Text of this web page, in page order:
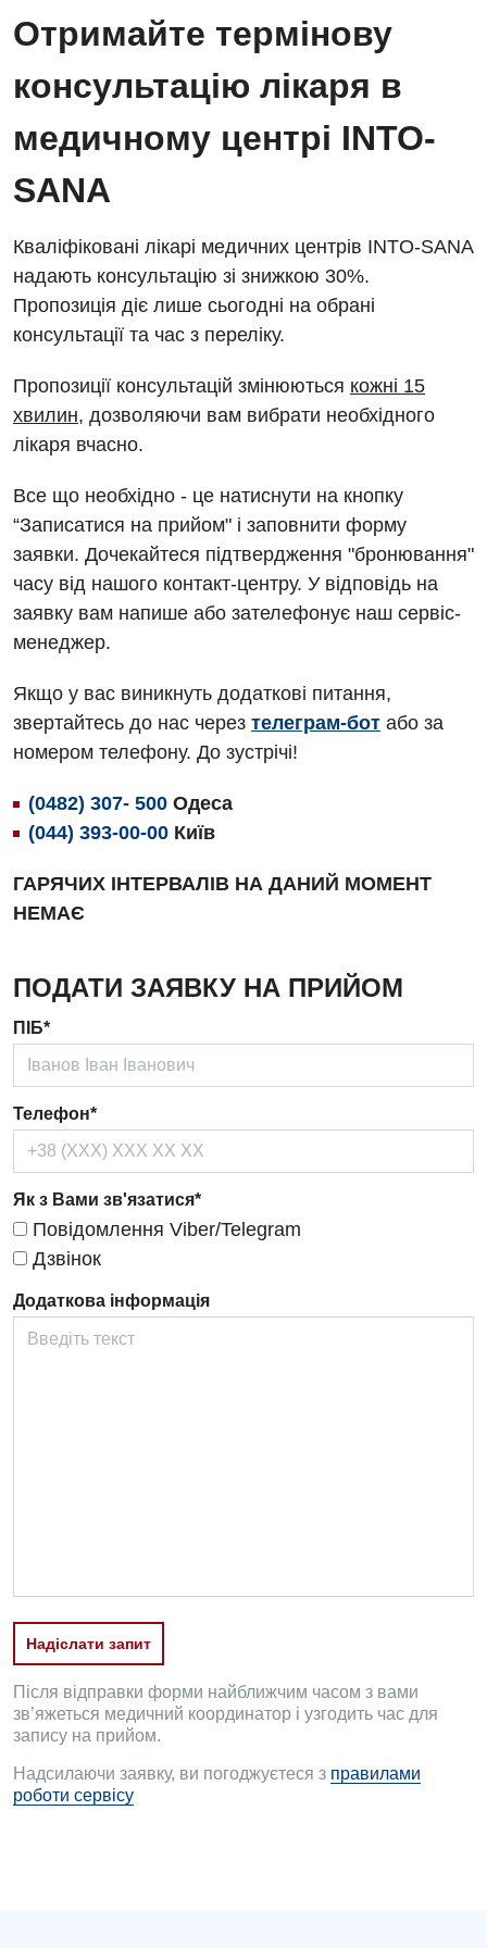
Енциклопедія
Програма лояльності
Діагностичне відділення
Ендоскопічне відділення
Інструментальна діагностика
Мамографія
Нейросонографія
Рентгенографія
УЗД
Для дорослих
Акушерство і гінекологія
Алергологія, імунологія
Андрологія
Безоплатні послуги
Відділення інтенсивної терапії
Відділення кардіосудинної патології та неврології
Відділення невідкладних станів
Гастроентерологія
Гематологія
Дієтологія
Кардіологія
Мамологія
Медична психологія
Неврологія
Пульмонологія
Ревматологія
Судинна хірургія
Терапія
Відділ госпіталізації
Відділення невідкладних станів
Відділення інтенсивної терапії
Гінекологічне відділення
Денний стаціонар
Діагностичне відділення
Ендоскопічне відділення
Офтальмологічне відділення
Педіатричне відділення
Терапевтичне відділення
Травматологічне відділення
Урологічне відділення
Хірургічне відділення
Декларування
Лікування гострого інфаркту
Національний скринінг здоров’я 40+
Російська
Отримайте термінову
консультацію лікаря в
медичному центрі INTO-
SANA
Кваліфіковані лікарі медичних центрів INTO-SANA
надають консультацію зі знижкою 30%.
Пропозиція діє лише сьогодні на обрані
консультації та час з переліку.
Пропозиції консультацій змінюються кожні 15
хвилин, дозволяючи вам вибрати необхідного
лікаря вчасно.
Все що необхідно - це натиснути на кнопку
“Записатися на прийом" і заповнити форму
заявки. Дочекайтеся підтвердження "бронювання"
часу від нашого контакт-центру. У відповідь на
заявку вам напише або зателефонує наш сервіс-
менеджер.
Якщо у вас виникнуть додаткові питання,
звертайтесь до нас через телеграм-бот або за
номером телефону. До зустрічі!
(0482) 307- 500 Одеса
(044) 393-00-00 Київ
ГАРЯЧИХ ІНТЕРВАЛІВ НА ДАНИЙ МОМЕНТ
НЕМАЄ
ПОДАТИ ЗАЯВКУ НА ПРИЙОМ
ПІБ*
Телефон*
Як з Вами зв'язатися*
Повідомлення Viber/Telegram
Дзвінок
Додаткова інформація
Надіслати запит
Після відправки форми найближчим часом з вами
зв’яжеться медичний координатор і узгодить час для
запису на прийом.
Надсилаючи заявку, ви погоджуєтеся з правилами
роботи сервісу